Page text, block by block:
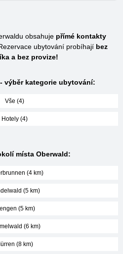
obsahuje přímé kontakty
ubytování probíhají bez
a bez provize!
výběr kategorie ubytování:
Vše (4)
Hotely (4)
místa Oberwald:
(4 km)
(5 km)
(5 km)
(6 km)
(8 km)